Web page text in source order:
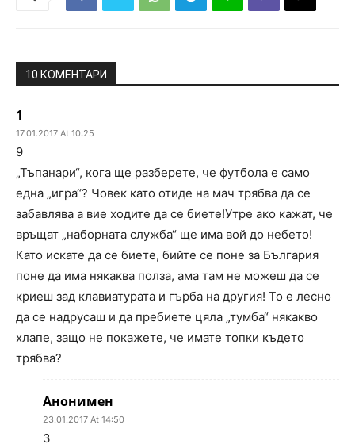
10 КОМЕНТАРИ
1
17.01.2017 At 10:25
9
„Тъпанари“, кога ще разберете, че футбола е само
една „игра“? Човек като отиде на мач трябва да се
забавлява а вие ходите да се биете!Утре ако кажат, че
връщат „наборната служба“ ще има вой до небето!
Като искате да се биете, бийте се поне за България
поне да има някаква полза, ама там не можеш да се
криеш зад клавиатурата и гърба на другия! То е лесно
да се надрусаш и да пребиете цяла „тумба“ някакво
хлапе, защо не покажете, че имате топки където
трябва?
Анонимен
23.01.2017 At 14:50
3